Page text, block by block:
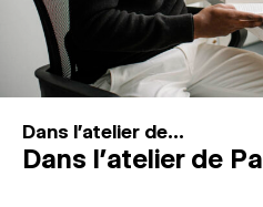
Dans l'atelier de...
Dans l’atelier de